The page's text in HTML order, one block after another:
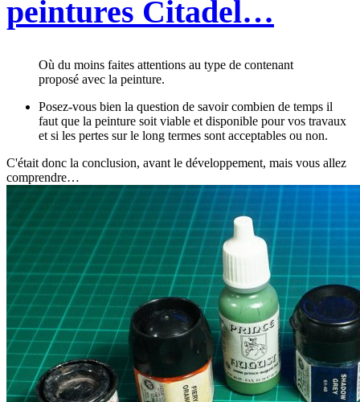
peintures Citadel…
Où du moins faites attentions au type de contenant
proposé avec la peinture.
Posez-vous bien la question de savoir combien de temps il
faut que la peinture soit viable et disponible pour vos travaux
et si les pertes sur le long termes sont acceptables ou non.
C'était donc la conclusion, avant le développement, mais vous allez
comprendre…